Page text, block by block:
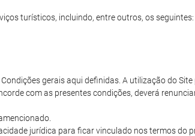
turísticos, incluindo, entre outros, os seguintes:
gerais aqui definidas. A utilização do
com as presentes condições, deverá
jurídica para ficar vinculado nos termos do